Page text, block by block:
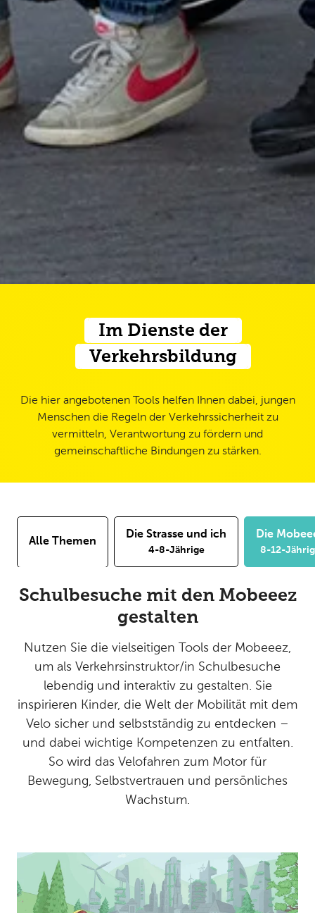
Im Dienste der
Verkehrsbildung
Die hier angebotenen Tools helfen Ihnen dabei, jungen
Menschen die Regeln der Verkehrssicherheit zu
vermitteln, Verantwortung zu fördern und
gemeinschaftliche Bindungen zu stärken.
Alle Themen
Die Strasse und ich
4-8-Jährige
Die
8-12-
Schulbesuche mit den Mobeeez
gestalten​
Nutzen Sie die vielseitigen Tools der Mobeeez,
um als Verkehrsinstruktor/in Schulbesuche
lebendig und interaktiv zu gestalten. Sie
inspirieren Kinder, die Welt der Mobilität mit dem
Velo sicher und selbstständig zu entdecken –
und dabei wichtige Kompetenzen zu entfalten.
So wird das Velofahren zum Motor für
Bewegung, Selbstvertrauen und persönliches
Wachstum.